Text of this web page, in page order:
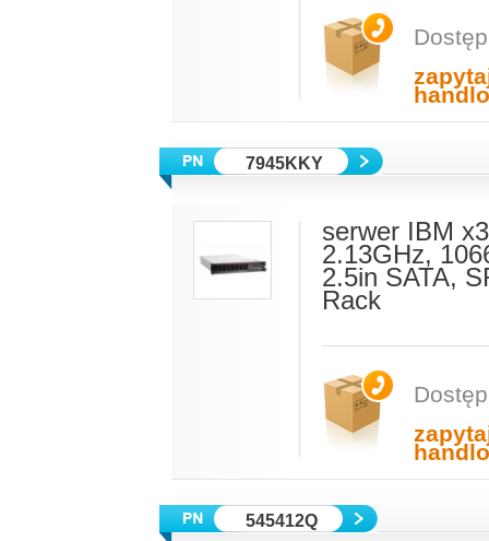
7945KKY
serwer IBM
2.13GHz,
2.5in SATA,
Rack
545412Q